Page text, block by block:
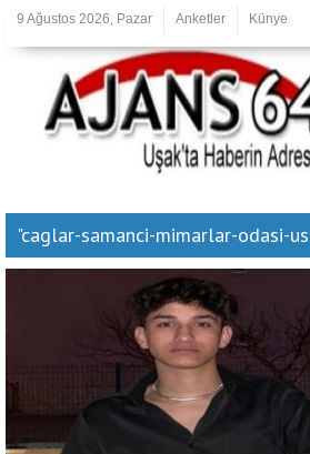
9 Ağustos 2026, Pazar Anketler Künye
"caglar-samanci-mimarlar-odasi-